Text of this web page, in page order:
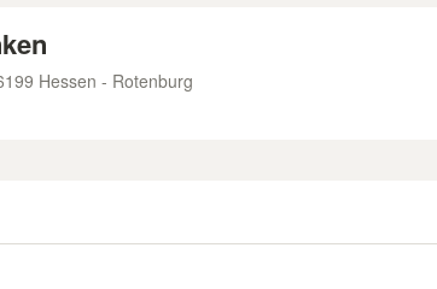
Hessen - Rotenburg